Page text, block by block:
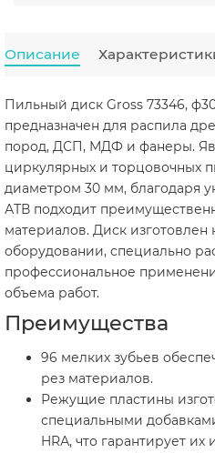
Описание
Пильный диск Gross 73346,
предназначен для распила
пород, ДСП, МДФ и фанеры.
циркулярных и торцовочных
диаметром 30 мм, благодаря
АТВ подходит
материалов. Диск изготовлен
оборудовании, специально
профессиональное
объема работ.
Преимущества
96 мелких зубьев
рез материалов.
Режущие пластины
специальными
HRА, что гарантирует их